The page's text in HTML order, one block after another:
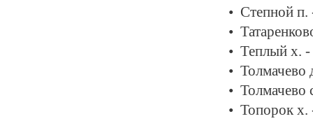
Степной п.
Теплый х.
Толмачево
Толмачево
Топорок х.